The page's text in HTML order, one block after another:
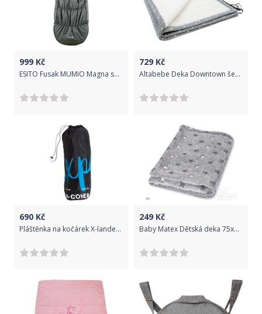
999 Kč
ESITO Fusak MUMIO Magna softshell , Barva puntík růžová, Velikost 86 x 49 cm
729 Kč
Altabebe Deka Downtown šedá
690 Kč
Pláštěnka na kočárek X-lander X-Follow/X-Go
249 Kč
Baby Matex Dětská deka 75x100 cm Milly